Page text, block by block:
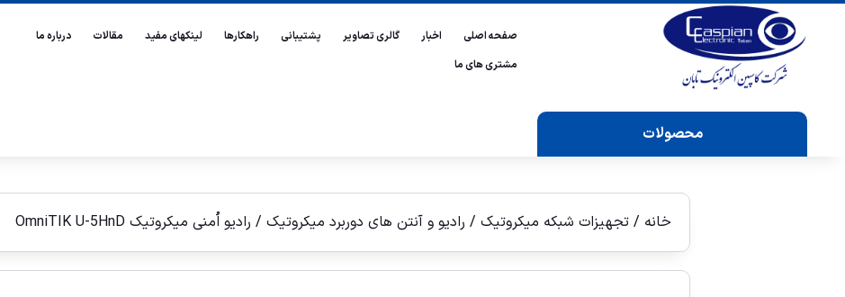
صفحه اصلی اخبار گالری تصاویر پشتیبانی راهکارها لینکهای مفید مقالات
درباره ما
مشتری های ما
محصولات
خانه / تجهیزات شبکه میکروتیک / رادیو و آنتن های دوربرد ميكروتيک / راديو اُمنی ميكروتيک OmniTIK U-5HnD